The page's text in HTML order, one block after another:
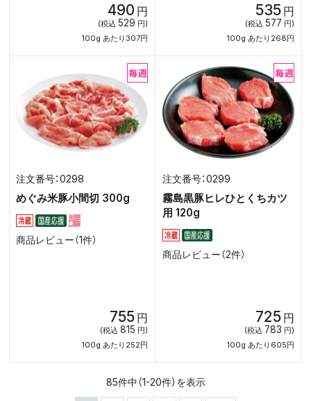
490 円
(税込 529 円)
100g あたり307円
535 円
(税込 577 円)
100g あたり268円
0298
めぐみ米豚小間切 300g
商品レビュー（1件）
755 円
(税込 815 円)
100g あたり252円
0299
霧島黒豚ヒレひとくちカツ
用 120g
商品レビュー（2件）
725 円
(税込 783 円)
100g あたり605円
85件中（1-20件）を表示